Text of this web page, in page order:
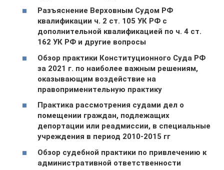
Разъяснение Верховным Судом РФ
квалификации ч. 2 ст. 105 УК РФ с
дополнительной квалификацией по ч. 4 ст.
162 УК РФ и другие вопросы
Обзор практики Конституционного Суда РФ
за 2021 г. по наиболее важным решениям,
оказывающим воздействие на
правоприменительную практику
Практика рассмотрения судами дел о
помещении граждан, подлежащих
депортации или реадмиссии, в специальные
учреждения в период 2010-2015 гг
Обзор судебной практики по привлечению к
административной ответственности